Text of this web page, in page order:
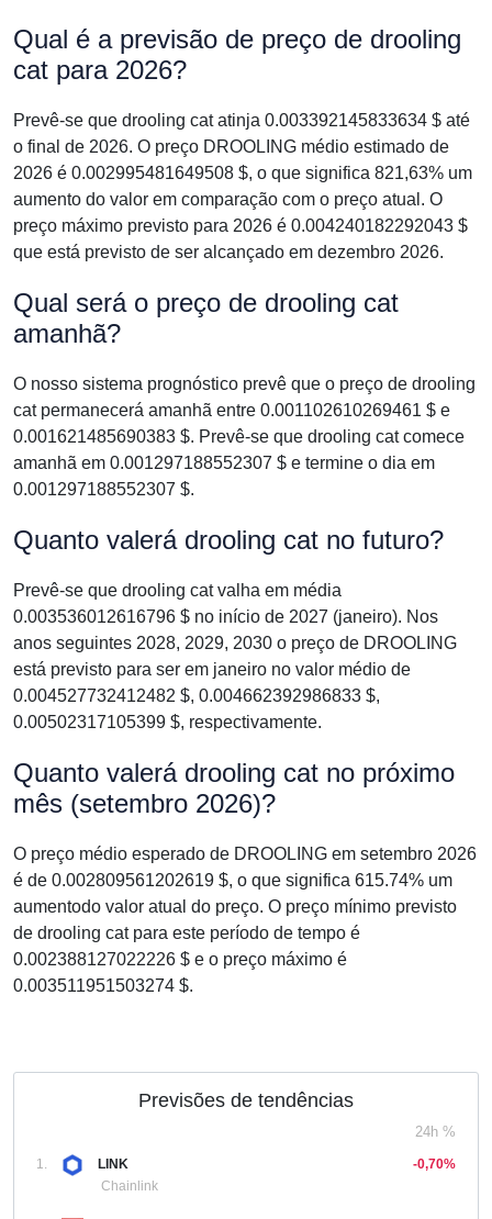
Qual é a previsão de preço de drooling
cat para 2026?
Prevê-se que drooling cat atinja 0.003392145833634 $ até
o final de 2026. O preço DROOLING médio estimado de
2026 é 0.002995481649508 $, o que significa 821,63% um
aumento do valor em comparação com o preço atual. O
preço máximo previsto para 2026 é 0.004240182292043 $
que está previsto de ser alcançado em dezembro 2026.
Qual será o preço de drooling cat
amanhã?
O nosso sistema prognóstico prevê que o preço de drooling
cat permanecerá amanhã entre 0.001102610269461 $ e
0.001621485690383 $. Prevê-se que drooling cat comece
amanhã em 0.001297188552307 $ e termine o dia em
0.001297188552307 $.
Quanto valerá drooling cat no futuro?
Prevê-se que drooling cat valha em média
0.003536012616796 $ no início de 2027 (janeiro). Nos
anos seguintes 2028, 2029, 2030 o preço de DROOLING
está previsto para ser em janeiro no valor médio de
0.004527732412482 $, 0.004662392986833 $,
0.00502317105399 $, respectivamente.
Quanto valerá drooling cat no próximo
mês (setembro 2026)?
O preço médio esperado de DROOLING em setembro 2026
é de 0.002809561202619 $, o que significa 615.74% um
aumentodo valor atual do preço. O preço mínimo previsto
de drooling cat para este período de tempo é
0.002388127022226 $ e o preço máximo é
0.003511951503274 $.
Previsões de tendências
24h %
1.
LINK
Chainlink
-0,70%